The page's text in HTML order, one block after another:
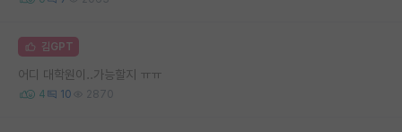
김GPT
어디 대학원이..가능할지 ㅠㅠ
4 10 2870